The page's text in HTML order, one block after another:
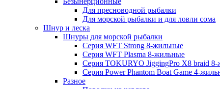
Для пресноводной рыбалки
Для морской рыбалки и для ловли сома
Шнур и леска
Шнуры для морской рыбалки
Серия WFT Strong 8-жильные
Серия WFT Plasma 8-жильные
Серия TOKURYO JiggingPro X8 braid
Серия Power Phantom Boat Game 4-
Разное